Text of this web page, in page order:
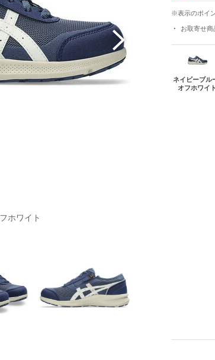
ホワイト
※表示のポイ
お取寄せ商
ネイビーブル
オフホワイト